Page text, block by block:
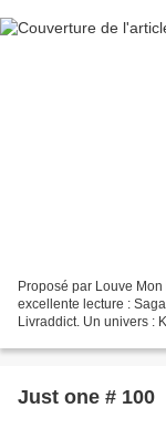
Proposé par Louve
excellente lecture :
Livraddict. Un univers :
Just one # 100